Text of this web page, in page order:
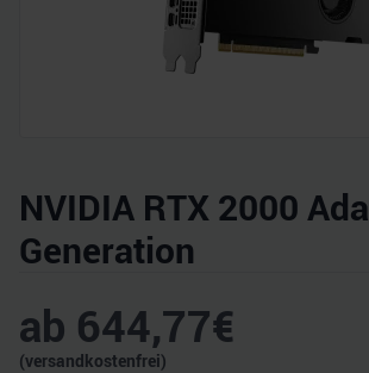
NVIDIA RTX 2000 Ada
Generation
ab 644,77€
(versandkostenfrei)